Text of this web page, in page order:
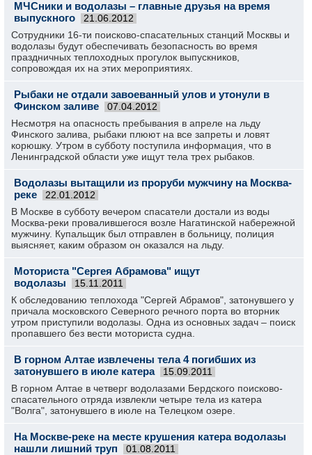
МЧСники и водолазы – главные друзья на время
выпускного
21.06.2012
Сотрудники 16-ти поисково-спасательных станций Москвы и
водолазы будут обеспечивать безопасность во время
праздничных теплоходных прогулок выпускников,
сопровождая их на этих мероприятиях.
Рыбаки не отдали завоеванный улов и утонули в
Финском заливе
07.04.2012
Несмотря на опасность пребывания в апреле на льду
Финского залива, рыбаки плюют на все запреты и ловят
корюшку. Утром в субботу поступила информация, что в
Ленинградской области уже ищут тела трех рыбаков.
Водолазы вытащили из проруби мужчину на Москва-
реке
22.01.2012
В Москве в субботу вечером спасатели достали из воды
Москва-реки провалившегося возле Нагатинской набережной
мужчину. Купальщик был отправлен в больницу, полиция
выясняет, каким образом он оказался на льду.
Моториста "Сергея Абрамова" ищут
водолазы
15.11.2011
К обследованию теплохода "Сергей Абрамов", затонувшего у
причала московского Северного речного порта во вторник
утром приступили водолазы. Одна из основных задач – поиск
пропавшего без вести моториста судна.
В горном Алтае извлечены тела 4 погибших из
затонувшего в июле катера
15.09.2011
В горном Алтае в четверг водолазами Бердского поисково-
спасательного отряда извлекли четыре тела из катера
"Волга", затонувшего в июле на Телецком озере.
На Москве-реке на месте крушения катера водолазы
нашли лишний труп
01.08.2011